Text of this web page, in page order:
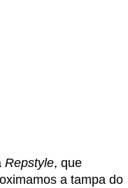
Repstyle, que
a tampa do